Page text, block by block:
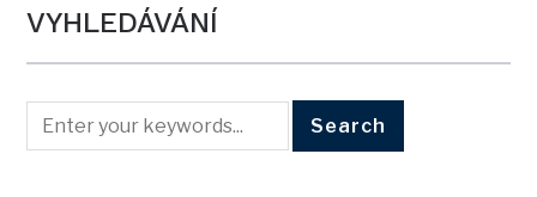
VYHLEDÁVÁNÍ